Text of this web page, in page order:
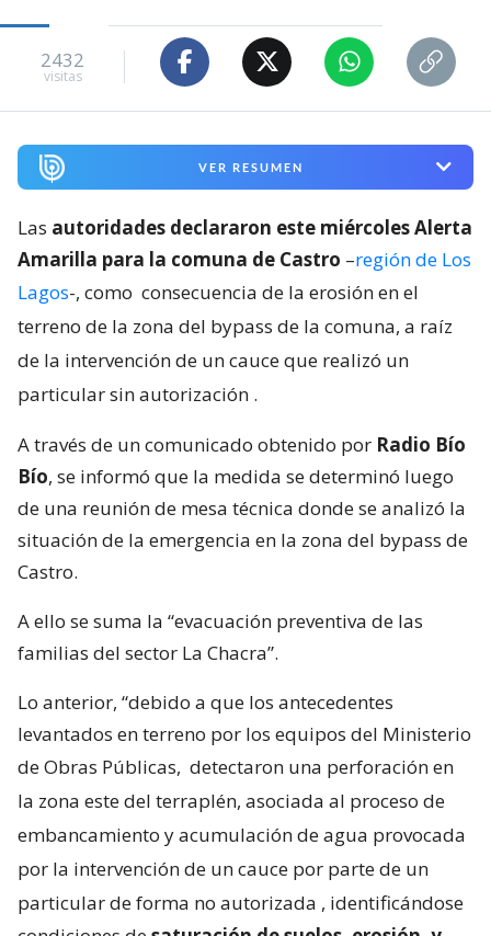
2432
visitas
VER RESUMEN
Las autoridades declararon este miércoles Alerta
Amarilla para la comuna de Castro –región de Los
Lagos-, como consecuencia de la erosión en el
terreno de la zona del bypass de la comuna, a raíz
de la intervención de un cauce que realizó un
particular sin autorización .
A través de un comunicado obtenido por Radio Bío
Bío, se informó que la medida se determinó luego
de una reunión de mesa técnica donde se analizó la
situación de la emergencia en la zona del bypass de
Castro.
A ello se suma la “evacuación preventiva de las
familias del sector La Chacra”.
Lo anterior, “debido a que los antecedentes
levantados en terreno por los equipos del Ministerio
de Obras Públicas, detectaron una perforación en
la zona este del terraplén, asociada al proceso de
embancamiento y acumulación de agua provocada
por la intervención de un cauce por parte de un
particular de forma no autorizada , identificándose